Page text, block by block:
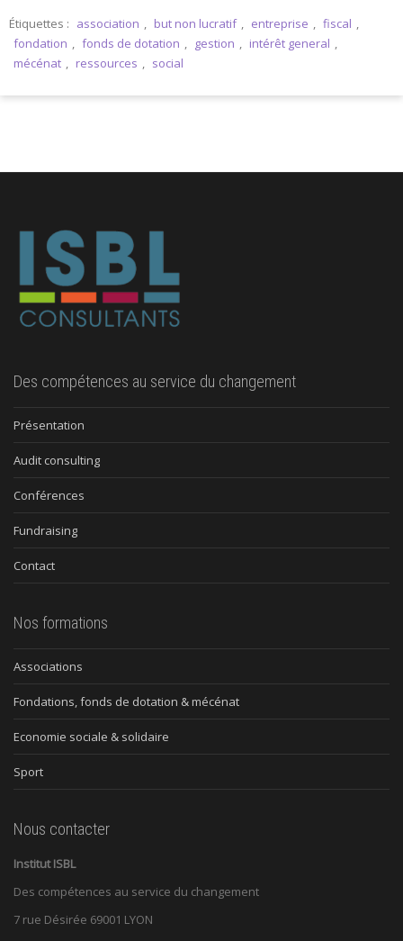
Étiquettes : association , but non lucratif , entreprise , fiscal ,
fondation , fonds de dotation , gestion , intérêt general ,
mécénat , ressources , social
Des compétences au service du changement
Présentation
Audit consulting
Conférences
Fundraising
Contact
Nos formations
Associations
Fondations, fonds de dotation & mécénat
Economie sociale & solidaire
Sport
Nous contacter
Institut ISBL
Des compétences au service du changement
7 rue Désirée 69001 LYON